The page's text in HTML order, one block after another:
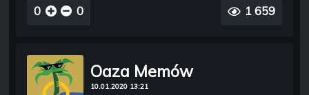
0 0 1 659
Oaza Memów
10.01.2020 13:21